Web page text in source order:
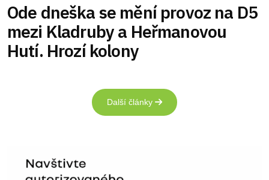
Ode dneška se mění provoz na D5
mezi Kladruby a Heřmanovou
Hutí. Hrozí kolony
Další články